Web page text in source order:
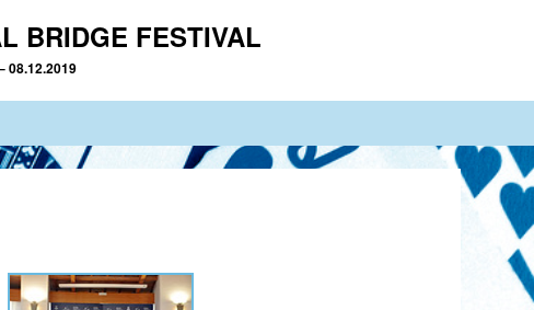
BRIDGE FESTIVAL
08.12.2019